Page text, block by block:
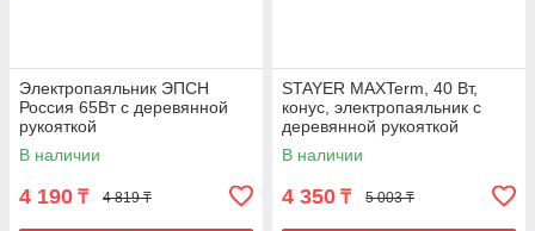
Электропаяльник ЭПСН
Россия 65Вт с деревянной
рукояткой
В наличии
4 190 ₸ 4 819 ₸
STAYER MAXTerm, 40 Вт,
конус, электропаяльник с
деревянной рукояткой
(55310-40)
В наличии
4 350 ₸ 5 003 ₸